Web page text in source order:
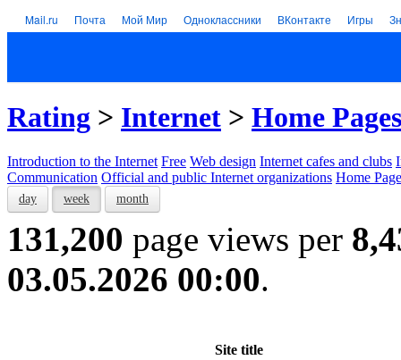
Mail.ru Почта Мой Мир Одноклассники ВКонтакте Игры
Rating > Internet > Home Pages
Introduction to the Internet Free Web design Internet cafes and clubs
Communication Official and public Internet organizations Home
day week month
131,200 page views per
03.05.2026 00:00.
Site title